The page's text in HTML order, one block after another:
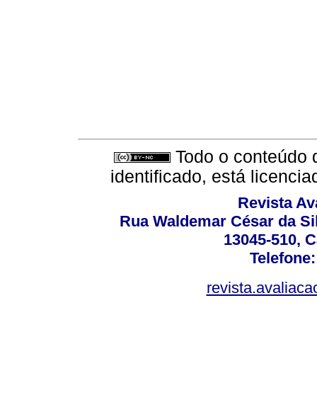
Todo o conteúdo
identificado, está
Revista
Rua Waldemar César da
13045-510,